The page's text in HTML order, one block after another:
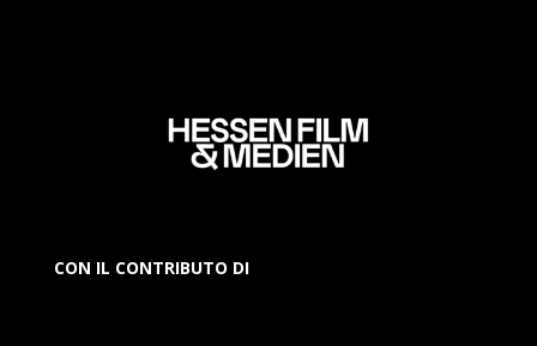
CON IL CONTRIBUTO DI